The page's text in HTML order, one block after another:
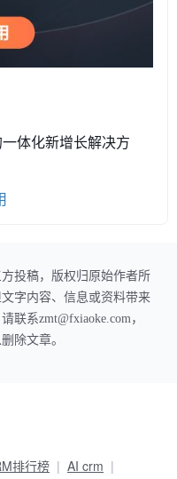
体化新增长解决方
投稿，版权归原始作者所
字内容、信息或资料带来
联系zmt@fxiaoke.com，
除文章。
排行榜
AI crm